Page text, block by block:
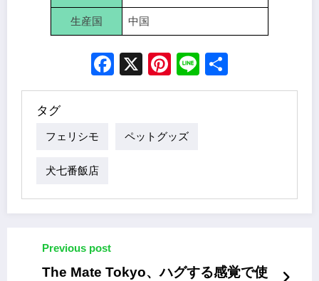
生産国 中国
Facebook
X Pinterest
Line
タグ
フェリシモ ペットグッズ
犬七番飯店
Previous post
The Mate Tokyo、ハグする感覚で使